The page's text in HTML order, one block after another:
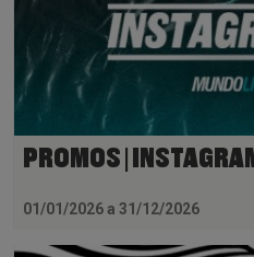
PROMOS |
01/01/2026 a 31/12/2026